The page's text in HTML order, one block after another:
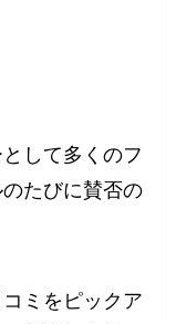
して多くのフ
たびに賛否の
ミをピックア